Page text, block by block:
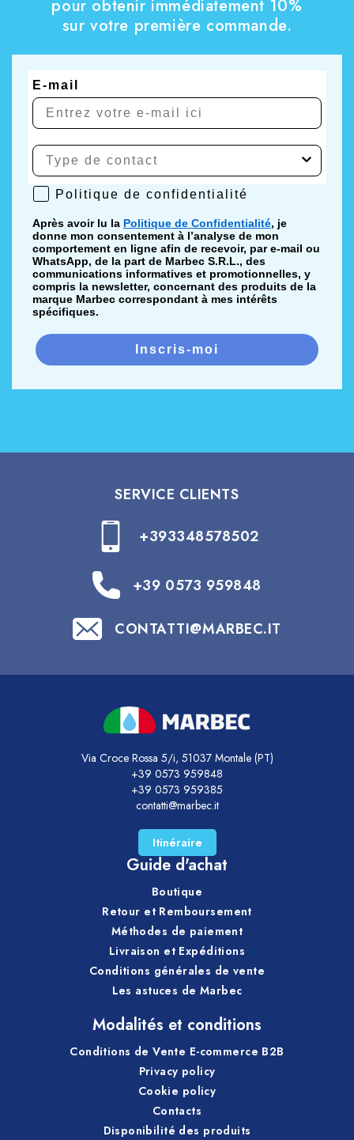
pour obtenir immédiatement 10%
sur votre première commande.
E-mail
Politique de confidentialité
Politique de confidentialité
Après avoir lu la Politique de Confidentialité, je
donne mon consentement à l’analyse de mon
comportement en ligne afin de recevoir, par e-mail ou
WhatsApp, de la part de Marbec S.R.L., des
communications informatives et promotionnelles, y
compris la newsletter, concernant des produits de la
marque Marbec correspondant à mes intérêts
spécifiques.
Inscris-moi
SERVICE CLIENTS
+393348578502
+39 0573 959848
CONTATTI@MARBEC.IT
Via Croce Rossa 5/i, 51037 Montale (PT)
+39 0573 959848
+39 0573 959385
contatti@marbec.it
Itinéraire
Guide d'achat
Boutique
Retour et Remboursement
Méthodes de paiement
Livraison et Expéditions
Conditions générales de vente
Les astuces de Marbec
Modalités et conditions
Conditions de Vente E-commerce B2B
Privacy policy
Cookie policy
Contacts
Disponibilité des produits